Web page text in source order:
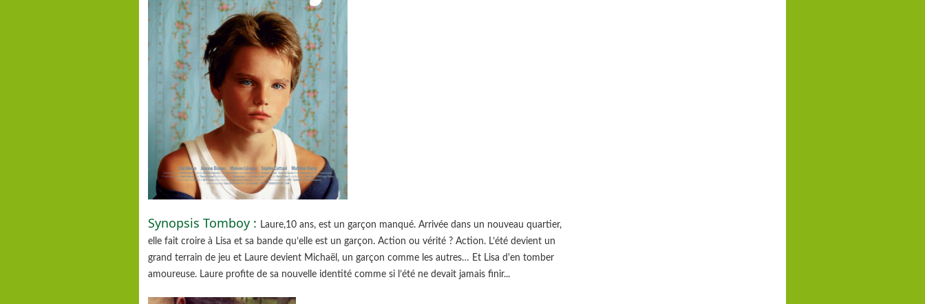
Synopsis Tomboy :
Laure,10 ans, est un garçon manqué. Arrivée dans un nouveau quartier,
elle fait croire à Lisa et sa bande qu’elle est un garçon. Action ou vérité ? Action. L’été devient un
grand terrain de jeu et Laure devient Michaël, un garçon comme les autres… Et Lisa d'en tomber
amoureuse. Laure profite de sa nouvelle identité comme si l’été ne devait jamais finir...